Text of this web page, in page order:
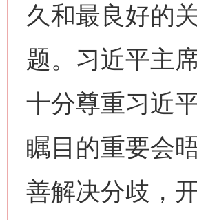
久和最良好的
题。习近平主
十分尊重习近
瞩目的重要会
善解决分歧，